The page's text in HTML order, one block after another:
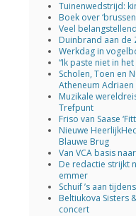
Tuinenwedstrijd:
Boek over
Veel
Duinbrand aan de
Werkdag in
“Ik paste niet in
Scholen, Toen en
Atheneum Adriaen
Muzikale
Trefpunt
Friso van Saase
Nieuwe
Blauwe Brug
Van VCA basis
De redactie strijkt
emmer
Schuif ’s aan
Beltiukova Sisters
concert